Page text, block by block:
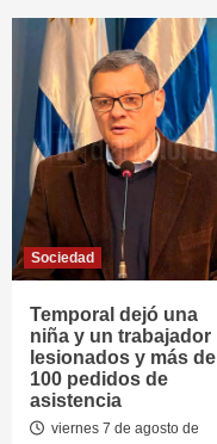
Sociedad
Temporal dejó una
niña y un trabajador
lesionados y más de
100 pedidos de
asistencia
viernes 7 de agosto de